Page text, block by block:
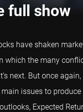
full show
have shaken
which the many
next. But once
issues to
Expected